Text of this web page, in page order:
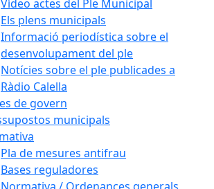
Vídeo actes del Ple Municipal
Els plens municipals
Informació periodística sobre el
desenvolupament del ple
Notícies sobre el ple publicades a
Ràdio Calella
de govern
municipals
Pla de mesures antifrau
Bases reguladores